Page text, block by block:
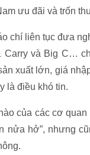
ưu đãi và trốn
chí liên tục đưa
và Big C…
xuất lớn, giá
là điều khó tin.
của các cơ
hở”, nhưng